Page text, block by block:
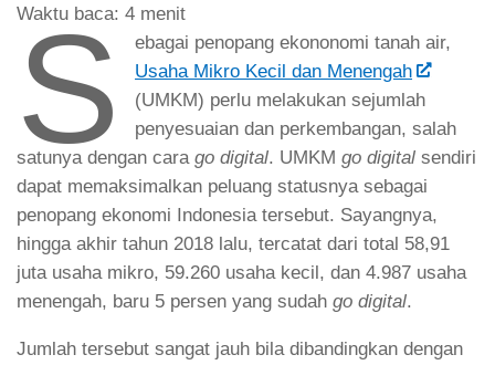
Waktu baca: 4 menit
S
ebagai penopang ekononomi tanah air,
Usaha Mikro Kecil dan Menengah
(UMKM) perlu melakukan sejumlah
penyesuaian dan perkembangan, salah
satunya dengan cara go digital. UMKM go digital sendiri
dapat memaksimalkan peluang statusnya sebagai
penopang ekonomi Indonesia tersebut. Sayangnya,
hingga akhir tahun 2018 lalu, tercatat dari total 58,91
juta usaha mikro, 59.260 usaha kecil, dan 4.987 usaha
menengah, baru 5 persen yang sudah go digital.
Jumlah tersebut sangat jauh bila dibandingkan dengan